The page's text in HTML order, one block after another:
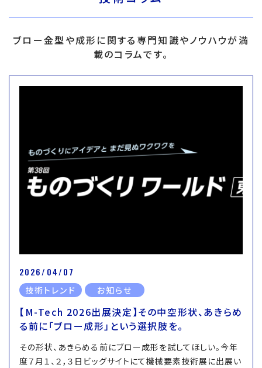
ブロー金型や成形に関する専門知識やノウハウが満
載のコラムです。
2026/04/07
技術トレンド お知らせ
【M-Tech 2026出展決定】その中空形状、あきらめ
る前に「ブロー成形」という選択肢を。
その形状、あきらめる前にブロー成形を試してほしい。今年
度７月１、２，３日ビッグサイトにて機械要素技術展に出展い